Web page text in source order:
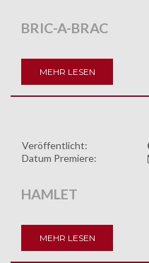
BRIC-A-BRAC
MEHR LESEN
Veröffentlicht:
Datum Premiere:
HAMLET
MEHR LESEN